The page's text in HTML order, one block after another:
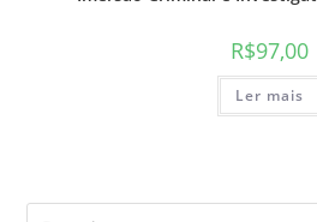
R$97,00
Ler mais